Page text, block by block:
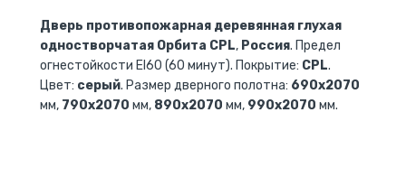
Дверь противопожарная деревянная глухая
одностворчатая Орбита CPL, Россия. Предел
огнестойкости EI60 (60 минут). Покрытие: CPL.
Цвет: серый. Размер дверного полотна: 690х2070
мм, 790х2070 мм, 890х2070 мм, 990х2070 мм.